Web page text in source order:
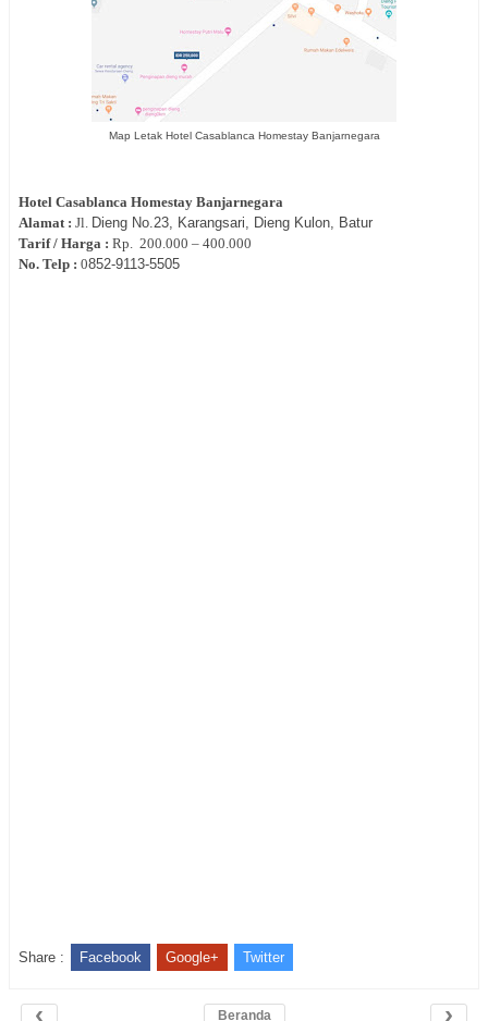
Map Letak Hotel Casablanca Homestay Banjarnegara
Hotel Casablanca Homestay Banjarnegara
Alamat : Jl. Dieng No.23, Karangsari, Dieng Kulon, Batur
Tarif / Harga : Rp. 200.000 – 400.000
No. Telp : 0852-9113-5505
Share : Facebook Google+ Twitter
‹ ›
Beranda